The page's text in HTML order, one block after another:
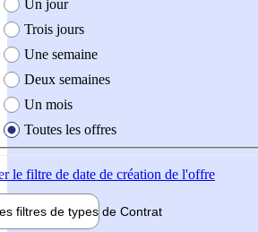
Un jour
Trois jours
Une semaine
Deux semaines
Un mois
Toutes les offres
le filtre de date de création de l'offre
filtres de types de Contrat